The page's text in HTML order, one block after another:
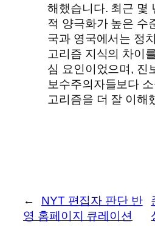
해했습니다. 최근 몇
적 양극화가 높은 수
국과 영국에서는 정
고리즘 지식의 차이
심 요인이었으며, 진
보수주의자들보다
고리즘을 더 잘 이해
←
NYT 편집자 판단 반
영 홈페이지 큐레이션